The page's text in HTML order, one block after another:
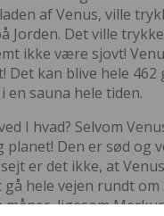
af Venus, ville
Jorden. Det ville
ikke være sjovt!
Det kan blive hele
en sauna hele tiden.
I hvad? Selvom
planet! Den er sød og
er det ikke, at
hele vejen rundt om
måner, ligesom